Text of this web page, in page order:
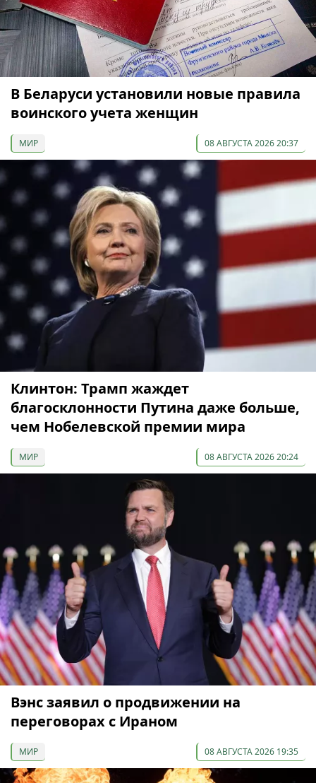
В Беларуси установили новые правила
воинского учета женщин
МИР 08 АВГУСТА 2026 20:37
Клинтон: Трамп жаждет
благосклонности Путина даже больше,
чем Нобелевской премии мира
МИР 08 АВГУСТА 2026 20:24
Вэнс заявил о продвижении на
переговорах с Ираном
МИР 08 АВГУСТА 2026 19:35